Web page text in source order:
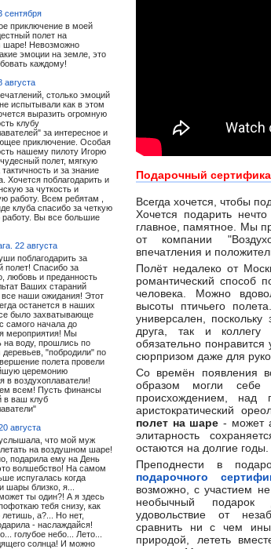
сентября
приключение в моей
полет на
шаре! Невозможно
эмоции на земле, это
каждому!
августа
столько эмоций
испытывали как в этом
выразить огромную
клубу
за интересное и
приключение. Особая
нашему пилоту Игорю
полет, мягкую
тактичность и за знание
Хочется поблагодарить и
за чуткость и
работу. Всем ребятам ,
клуба спасибо за четкую
Вы все большие
22 августа
поблагодарить за
полет! Спасибо за
любовь и преданность
Ваших стараний
наши ожидания! Этот
останется в наших
было захватывающе
самого начала до
мероприятия! Мы
на воду, прошлись по
"побродили" по
полета провели
церемонию
в воздухоплаватели!
всем! Пусть финансы
в ваш клуб
августа
услышала, что мой муж
на воздушном шаре!
подарила ему на День
волшебство! На самом
испугалась когда
шары близко, я...
ты один?! А я здесь
тебя снизу, как
летишь, а?... Но нет,
- наслаждайся!
голубое небо... Лето...
солнца! И можно
Подарочный
Всегда хочется, чтобы
Хочется подарить
главное, памятное. Мы
от компании
впечатления и
Полёт недалеко от
романтический способ
человека. Можно
высоты птичьего
универсален,
друга, так и коллегу
обязательно
сюрпризом даже для
Со времён появления
образом могли себе
происхождением,
аристократический
полет на шаре - может
элитарность
остаются на долгие годы.
Преподнести в
подарочного
возможно, с участием
необычный подарок
удовольствие от
сравнить ни с чем
природой, лететь